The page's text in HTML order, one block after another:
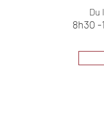
Du
8h30 -